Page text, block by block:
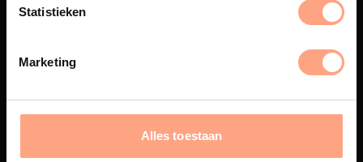
Statistieken
Marketing
Alles toestaan